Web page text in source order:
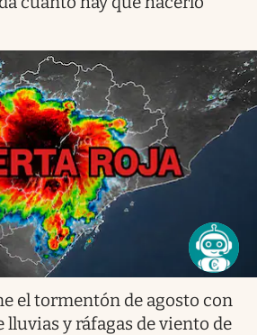
el tormentón de agosto con
lluvias y ráfagas de viento de